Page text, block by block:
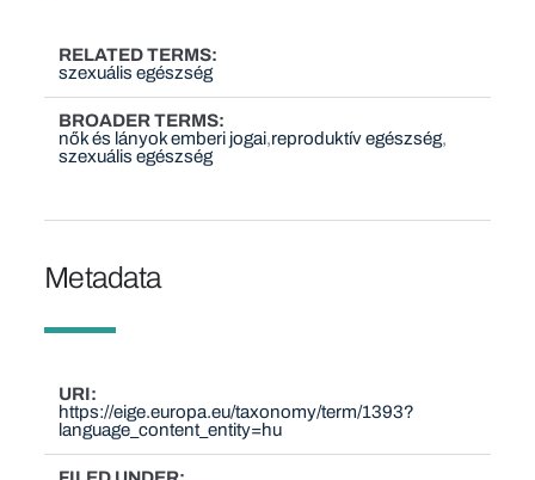
RELATED TERMS
szexuális egészség
BROADER TERMS
nők és lányok emberi jogai reproduktív egészség
szexuális egészség
Metadata
URI
https://eige.europa.eu/taxonomy/term/1393?
language_content_entity=hu